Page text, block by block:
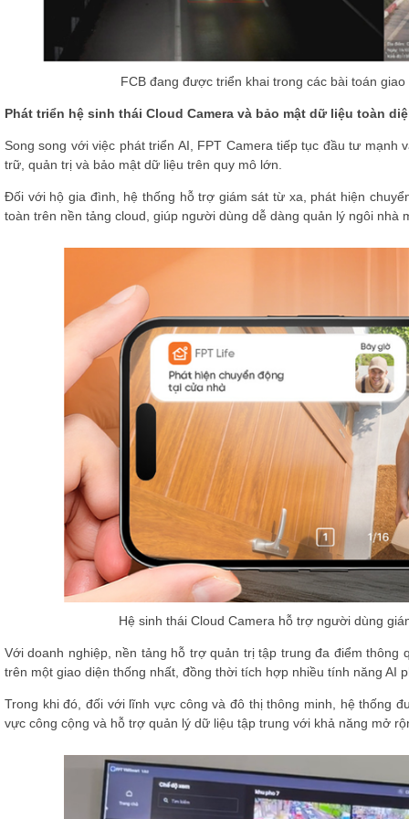
FCB đang được triển khai trong các bài toán
Phát triển hệ sinh thái Cloud Camera và bảo mật dữ liệu toàn
Song song với việc phát triển AI, FPT Camera tiếp tục đầu tư
trữ, quản trị và bảo mật dữ liệu trên quy mô lớn.
Đối với hộ gia đình, hệ thống hỗ trợ giám sát từ xa, phát hiện
toàn trên nền tảng cloud, giúp người dùng dễ dàng quản lý ngôi nhà
Hệ sinh thái Cloud Camera hỗ trợ người dùng
Với doanh nghiệp, nền tảng hỗ trợ quản trị tập trung đa điểm
trên một giao diện thống nhất, đồng thời tích hợp nhiều tính năng AI
Trong khi đó, đối với lĩnh vực công và đô thị thông minh, hệ thống
vực công cộng và hỗ trợ quản lý dữ liệu tập trung với khả năng mở